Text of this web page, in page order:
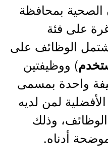
الصحية بمحافظة
على فئة
الوظائف على
) ووظيفتين
واحدة بمسمى
لمن لديه
وذلك
أدناه.